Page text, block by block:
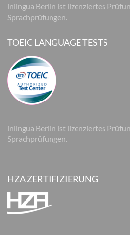
inlingua Berlin ist lizenziertes
Sprachprüfungen.
TOEIC LANGUAGE TESTS
inlingua Berlin ist lizenziertes
Sprachprüfungen.
HZA ZERTIFIZIERUNG